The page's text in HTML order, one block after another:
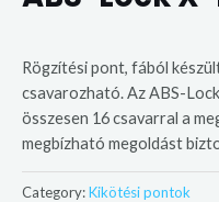
Rögzítési pont, fából
csavarozható. Az ABS-
összesen 16 csavarral a
megbízható megoldást
Category:Kikötési pontok